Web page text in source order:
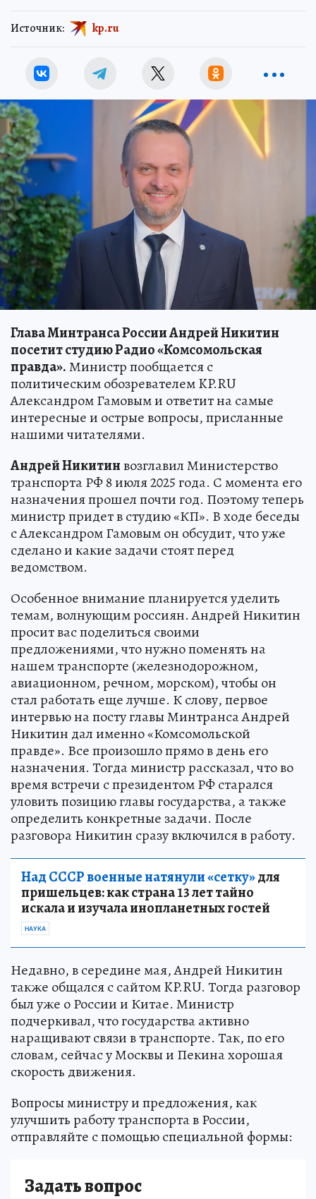
Источник: kp.ru
Глава Минтранса России Андрей Никитин
посетит студию Радио «Комсомольская
правда».Министр пообщается с
политическим обозревателем KP.RU
Александром Гамовым и ответит на самые
интересные и острые вопросы, присланные
нашими читателями.
Андрей Никитинвозглавил Министерство
транспорта РФ 8 июля 2025 года. С момента его
назначения прошел почти год. Поэтому теперь
министр придет в студию «КП». В ходе беседы
с Александром Гамовым он обсудит, что уже
сделано и какие задачи стоят перед
ведомством.
Особенное внимание планируется уделить
темам, волнующим россиян. Андрей Никитин
просит вас поделиться своими
предложениями, что нужно поменять на
нашем транспорте (железнодорожном,
авиационном, речном, морском), чтобы он
стал работать еще лучше. К слову, первое
интервью на посту главы Минтранса Андрей
Никитин дал именно «Комсомольской
правде». Все произошло прямо в день его
назначения. Тогда министр рассказал, что во
время встречи с президентом РФ старался
уловить позицию главы государства, а также
определить конкретные задачи. После
разговора Никитин сразу включился в работу.
Над СССР военные натянули «сетку»для
пришельцев: как страна 13 лет тайно
искала и изучала инопланетных гостей
НАУКА
Недавно, в середине мая, Андрей Никитин
также общался с сайтом KP.RU. Тогда разговор
был уже о России и Китае. Министр
подчеркивал, что государства активно
наращивают связи в транспорте. Так, по его
словам, сейчас у Москвы и Пекина хорошая
скорость движения.
Вопросы министру и предложения, как
улучшить работу транспорта в России,
отправляйте с помощью специальной формы:
Задать вопрос